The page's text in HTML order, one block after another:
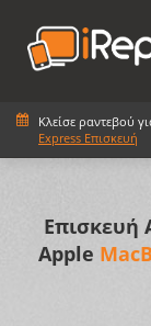
Κλείσε ραντεβού
Express Επισκευή
Επισκευή
Apple